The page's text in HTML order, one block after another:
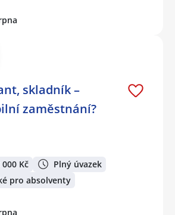
skladník –
zaměstnání?
Kč
Plný úvazek
pro absolventy